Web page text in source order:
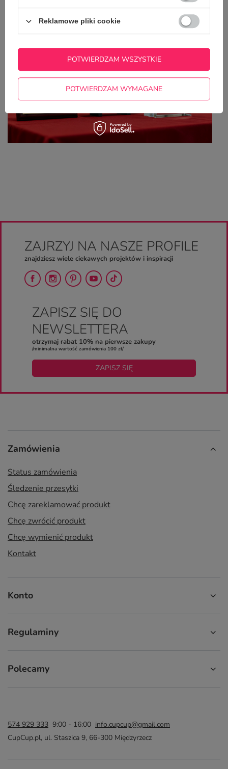
Upominek, wyróżnienie czy pamiątka? 3
personalizowane produkty, które robią wrażenie
ZAJRZYJ NA NASZE PROFILE
znajdziesz wiele ciekawych projektów i inspiracji
ZAPISZ SIĘ DO
NEWSLETTERA
otrzymaj rabat 10% na pierwsze zakupy
/minimalna wartość zamówienia 100 zł/
ZAPISZ SIĘ
Zamówienia
Status zamówienia
Śledzenie przesyłki
Chcę zareklamować produkt
Chcę zwrócić produkt
Chcę wymienić produkt
Kontakt
Konto
Regulaminy
Polecamy
574 929 333 9:00 - 16:00 info.cupcup@gmail.com
CupCup.pl, ul. Staszica 9, 66-300 Międzyrzecz
Reklamowe pliki cookie
POTWIERDZAM WYMAGANE
POTWIERDZAM WSZYSTKIE